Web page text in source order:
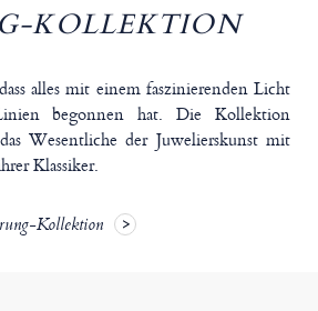
KOLLEKTION
alles mit einem faszinierenden Licht
begonnen hat. Die Kollektion
Wesentliche der Juwelierskunst mit
Klassiker.
Kollektion